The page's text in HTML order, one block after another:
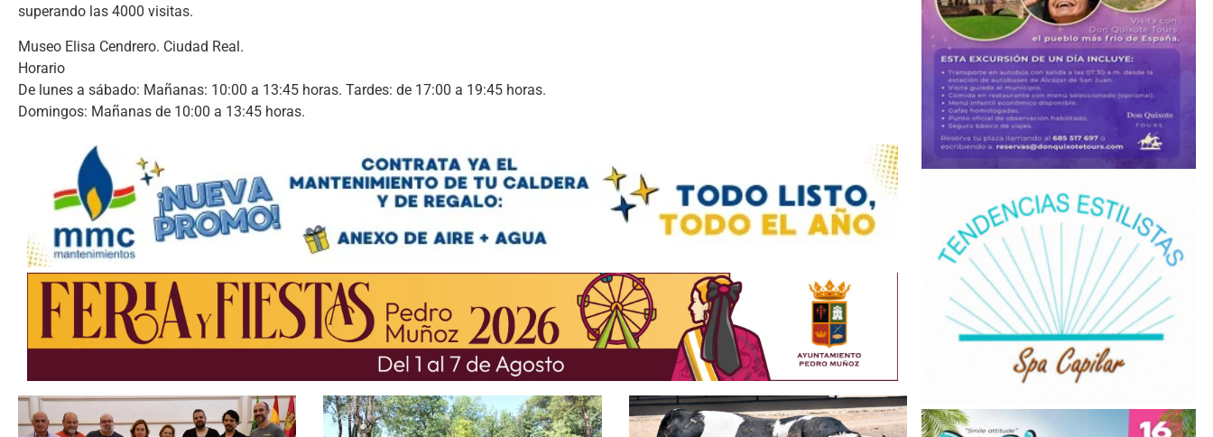
superando las 4000 visitas.
Museo Elisa Cendrero. Ciudad Real.
Horario
De lunes a sábado: Mañanas: 10:00 a 13:45 horas. Tardes: de 17:00 a 19:45 horas.
Domingos: Mañanas de 10:00 a 13:45 horas.